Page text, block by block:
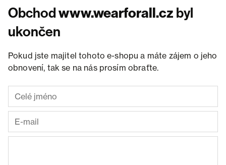
Obchodwww.wearforall.cz byl
ukončen
Pokud jste majitel tohoto e-shopu a máte zájem o jeho
obnovení, tak se na nás prosím obraťte.